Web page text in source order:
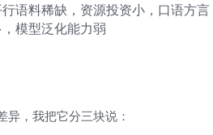
语料稀缺，资源投资小，口语方言
模型泛化能力弱
，我把它分三块说：